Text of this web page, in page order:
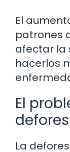
El
patrones
afectar la
hacerlos
El
La